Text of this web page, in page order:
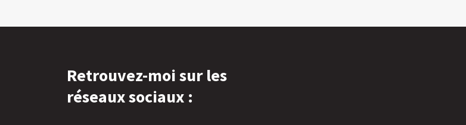
Retrouvez-moi sur les
réseaux sociaux :